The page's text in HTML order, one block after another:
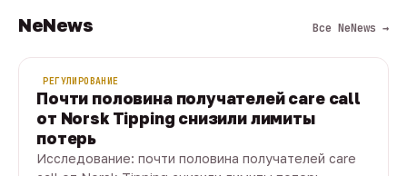
NeNews Все NeNews →
РЕГУЛИРОВАНИЕ
Почти половина получателей care call
от Norsk Tipping снизили лимиты
потерь
Исследование: почти половина получателей care